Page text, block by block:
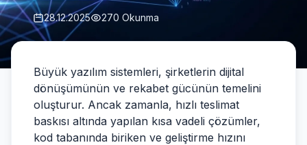
28.12.2025 270 Okunma
Büyük yazılım sistemleri, şirketlerin dijital
dönüşümünün ve rekabet gücünün temelini
oluşturur. Ancak zamanla, hızlı teslimat
baskısı altında yapılan kısa vadeli çözümler,
kod tabanında biriken ve geliştirme hızını